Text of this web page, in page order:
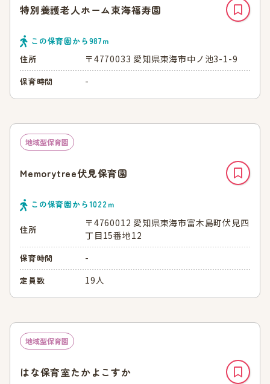
特別養護老人ホーム東海福寿園
この保育園から987ｍ
住所
〒4770033 愛知県東海市中ノ池3-1-9
保育時間 -
地域型保育園
Memorytree伏見保育園
この保育園から1022ｍ
住所
〒4760012 愛知県東海市富木島町伏見四
丁目15番地12
保育時間 -
定員数 19人
地域型保育園
はな保育室たかよこすか